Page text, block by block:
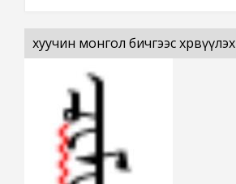
хуучин монгол бичгээс хөрвүүлэх